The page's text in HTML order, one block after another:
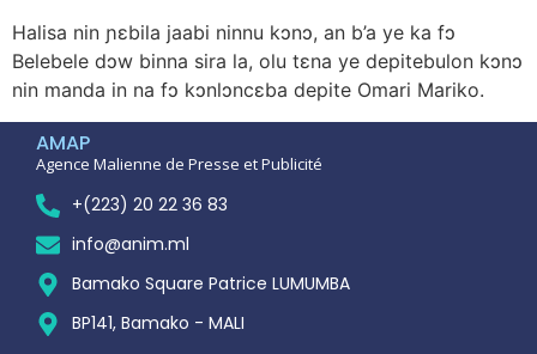
Halisa nin ɲɛbila jaabi ninnu kɔnɔ, an b’a ye ka fɔ
Belebele dɔw binna sira la, olu tɛna ye depitebulon kɔnɔ
nin manda in na fɔ kɔnlɔncɛba depite Omari Mariko.
AMAP
Agence Malienne de Presse et Publicité
+(223) 20 22 36 83
info@anim.ml
Bamako Square Patrice LUMUMBA
BP141, Bamako - MALI